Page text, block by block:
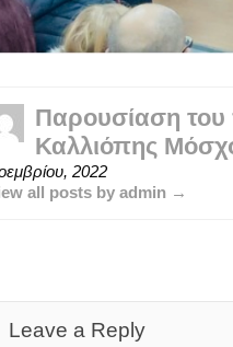
Παρουσίαση του
Καλλιόπης
2022
all posts by admin →
Leave a Reply